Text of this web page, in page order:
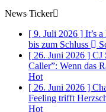
News Ticker
[ 9. Juli 2026 ] It’s
bis zum Schluss
[ 26. Juni 2026 ] CJ
Caller”: Wenn das
Hot
[ 26. Juni 2026 ]
Feeling trifft
Hot